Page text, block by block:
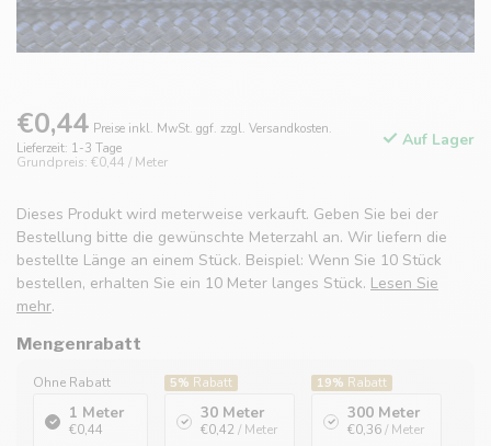
€0,44 Preise inkl. MwSt. ggf. zzgl. Versandkosten.
Lieferzeit: 1-3 Tage
Grundpreis: €0,44 / Meter
Auf Lager
Dieses Produkt wird meterweise verkauft. Geben Sie bei der
Bestellung bitte die gewünschte Meterzahl an. Wir liefern die
bestellte Länge an einem Stück. Beispiel: Wenn Sie 10 Stück
bestellen, erhalten Sie ein 10 Meter langes Stück. Lesen Sie
mehr.
Mengenrabatt
Ohne Rabatt
1 Meter
€0,44
5% Rabatt
30 Meter
€0,42 / Meter
19% Rabatt
300 Meter
€0,36/ Meter